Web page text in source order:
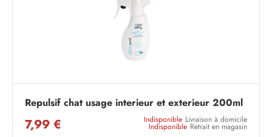
Repulsif chat usage interieur et exterieur 200ml
7,99 € Indisponible Livraison à domicile
Indisponible Retrait en magasin